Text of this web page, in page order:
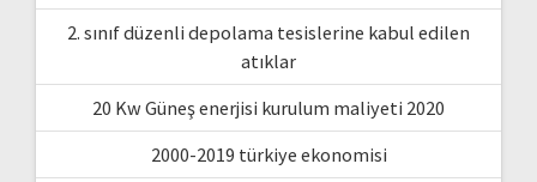
2. sınıf düzenli depolama tesislerine kabul edilen
atıklar
20 Kw Güneş enerjisi kurulum maliyeti 2020
2000-2019 türkiye ekonomisi